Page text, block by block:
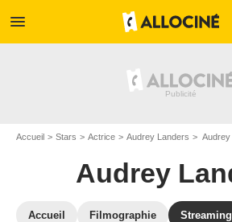
menu
Accueil Stars Actrice Audrey Landers Audrey
Audrey
Accueil Filmographie Streaming